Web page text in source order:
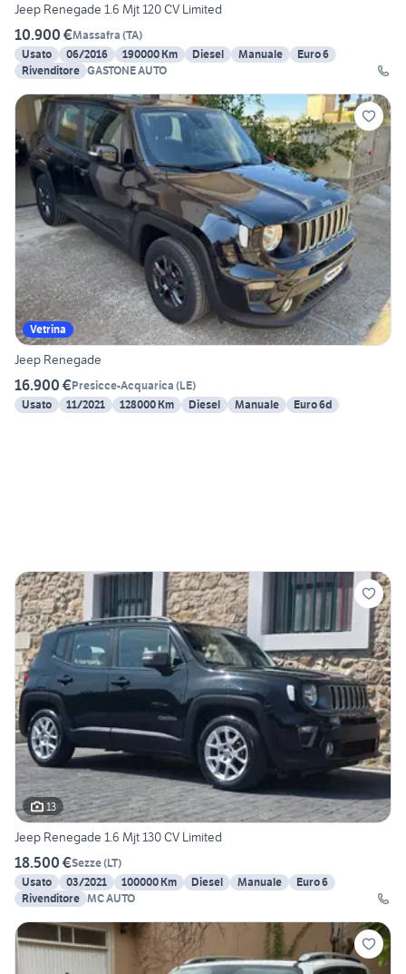
Jeep Renegade 1.6 Mjt 120 CV Limited
10.900 €Massafra (TA)
Usato
06/2016 190000 Km Diesel Manuale
Euro 6
Rivenditore GASTONE AUTO
Vetrina
Jeep Renegade
16.900 €Presicce-Acquarica (LE)
Usato
11/2021 128000 Km Diesel Manuale Euro 6d
13
Jeep Renegade 1.6 Mjt 130 CV Limited
18.500 €Sezze(LT)
Usato
03/2021 100000 Km Diesel Manuale
Euro 6
Rivenditore MC AUTO